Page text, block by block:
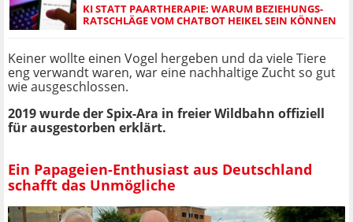
KI STATT PAARTHERAPIE: WARUM BEZIEHUNGS-
RATSCHLÄGE VOM CHATBOT HEIKEL SEIN KÖNNEN
Keiner wollte einen Vogel hergeben und da viele Tiere
eng verwandt waren, war eine nachhaltige Zucht so gut
wie ausgeschlossen.
2019 wurde der Spix-Ara in freier Wildbahn offiziell
für ausgestorben erklärt.
Ein Papageien-Enthusiast aus Deutschland
schafft das Unmögliche